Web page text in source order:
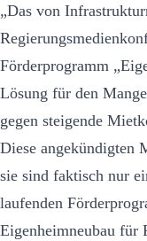
„Das von
Förderprogramm
Lösung für den
gegen steigende
Diese angekündigten
sie sind faktisch nur
laufenden
Eigenheimneubau für